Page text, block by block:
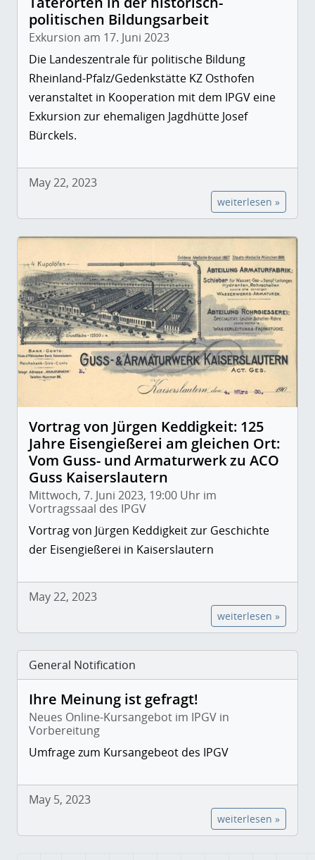
politischen Bildungsarbeit
Exkursion am 17. Juni 2023
Die Landeszentrale für politische Bildung
Rheinland-Pfalz/Gedenkstätte KZ Osthofen
veranstaltet in Kooperation mit dem IPGV eine
Exkursion zur ehemaligen Jagdhütte Josef
Bürckels.
May 22, 2023
weiterlesen »
Vortrag von Jürgen Keddigkeit: 125
Jahre Eisengießerei am gleichen Ort:
Vom Guss- und Armaturwerk zu ACO
Guss Kaiserslautern
Mittwoch, 7. Juni 2023, 19:00 Uhr im
Vortragssaal des IPGV
Vortrag von Jürgen Keddigkeit zur Geschichte
der Eisengießerei in Kaiserslautern
May 22, 2023
weiterlesen »
General Notification
Ihre Meinung ist gefragt!
Neues Online-Kursangebot im IPGV in
Vorbereitung
Umfrage zum Kursangebeot des IPGV
May 5, 2023
weiterlesen »